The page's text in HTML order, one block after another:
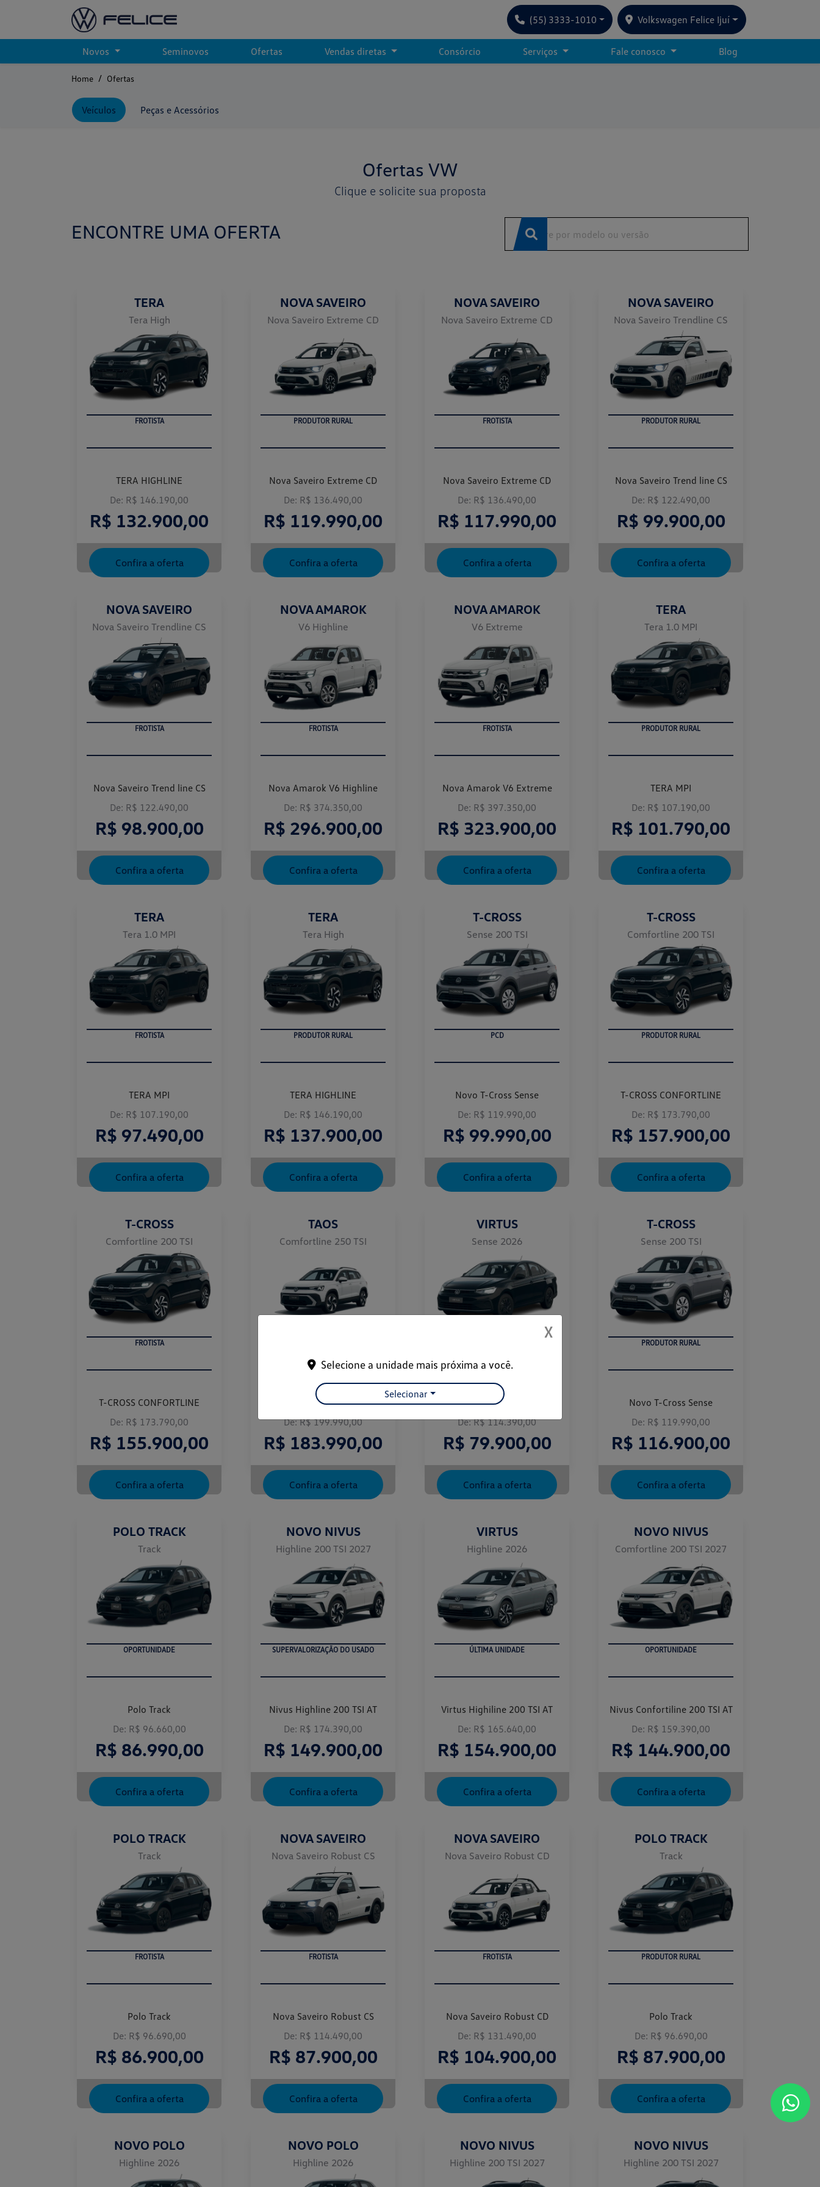
(55) 3333-1010 Volkswagen Felice Ijuí
Novos Seminovos Ofertas Vendas diretas Consórcio Serviços Fale conosco Blog
Home Ofertas
Veículos Peças e Acessórios
Ofertas VW
Clique e solicite sua proposta
ENCONTRE UMA OFERTA
TERA
Tera High
FROTISTA
TERA HIGHLINE
De: R$ 146.190,00
R$ 132.900,00
Confira a oferta
NOVA SAVEIRO
Nova Saveiro Extreme CD
PRODUTOR RURAL
Nova Saveiro Extreme CD
De: R$ 136.490,00
R$ 119.990,00
Confira a oferta
NOVA SAVEIRO
Nova Saveiro Extreme CD
FROTISTA
Nova Saveiro Extreme CD
De: R$ 136.490,00
R$ 117.990,00
Confira a oferta
NOVA SAVEIRO
Nova Saveiro Trendline CS
PRODUTOR RURAL
Nova Saveiro Trend line CS
De: R$ 122.490,00
R$ 99.900,00
Confira a oferta
NOVA SAVEIRO
Nova Saveiro Trendline CS
FROTISTA
Nova Saveiro Trend line CS
De: R$ 122.490,00
R$ 98.900,00
Confira a oferta
NOVA AMAROK
V6 Highline
FROTISTA
Nova Amarok V6 Highline
De: R$ 374.350,00
R$ 296.900,00
Confira a oferta
NOVA AMAROK
V6 Extreme
FROTISTA
Nova Amarok V6 Extreme
De: R$ 397.350,00
R$ 323.900,00
Confira a oferta
TERA
Tera 1.0 MPI
PRODUTOR RURAL
TERA MPI
De: R$ 107.190,00
R$ 101.790,00
Confira a oferta
TERA
Tera 1.0 MPI
FROTISTA
TERA MPI
De: R$ 107.190,00
R$ 97.490,00
Confira a oferta
TERA
Tera High
PRODUTOR RURAL
TERA HIGHLINE
De: R$ 146.190,00
R$ 137.900,00
Confira a oferta
T-CROSS
Sense 200 TSI
PCD
Novo T-Cross Sense
De: R$ 119.990,00
R$ 99.990,00
Confira a oferta
T-CROSS
Comfortline 200 TSI
PRODUTOR RURAL
T-CROSS CONFORTLINE
De: R$ 173.790,00
R$ 157.900,00
Confira a oferta
T-CROSS
Comfortline 200 TSI
FROTISTA
T-CROSS CONFORTLINE
De: R$ 173.790,00
R$ 155.900,00
Confira a oferta
TAOS
Comfortline 250 TSI
TAOS CONFORTLINE
De: R$ 199.990,00
R$ 183.990,00
Confira a oferta
VIRTUS
Sense 2026
Virtus Sense
De: R$ 114.390,00
R$ 79.900,00
Confira a oferta
T-CROSS
Sense 200 TSI
PRODUTOR RURAL
Novo T-Cross Sense
De: R$ 119.990,00
R$ 116.900,00
Confira a oferta
POLO TRACK
Track
OPORTUNIDADE
Polo Track
De: R$ 96.660,00
R$ 86.990,00
Confira a oferta
NOVO NIVUS
Highline 200 TSI 2027
SUPERVALORIZAÇÃO DO USADO
Nivus Highline 200 TSI AT
De: R$ 174.390,00
R$ 149.900,00
Confira a oferta
VIRTUS
Highline 2026
ÚLTIMA UNIDADE
Virtus Highiline 200 TSI AT
De: R$ 165.640,00
R$ 154.900,00
Confira a oferta
NOVO NIVUS
Comfortline 200 TSI 2027
OPORTUNIDADE
Nivus Confortiline 200 TSI AT
De: R$ 159.390,00
R$ 144.900,00
Confira a oferta
POLO TRACK
Track
FROTISTA
Polo Track
De: R$ 96.690,00
R$ 86.900,00
Confira a oferta
NOVA SAVEIRO
Nova Saveiro Robust CS
FROTISTA
Nova Saveiro Robust CS
De: R$ 114.490,00
R$ 87.900,00
Confira a oferta
NOVA SAVEIRO
Nova Saveiro Robust CD
FROTISTA
Nova Saveiro Robust CD
De: R$ 131.490,00
R$ 104.900,00
Confira a oferta
POLO TRACK
Track
PRODUTOR RURAL
Polo Track
De: R$ 96.690,00
R$ 87.900,00
Confira a oferta
NOVO POLO
Highline 2026
NOVO POLO
Highline 2026
NOVO NIVUS
Highline 200 TSI 2027
NOVO NIVUS
Highline 200 TSI 2027
X
Selecione a unidade mais próxima a você.
Selecionar